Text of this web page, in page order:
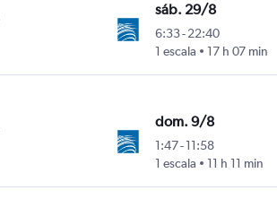
sáb. 29/8
6:33-22:40
1 escala
17 h 07 min
dom. 9/8
1:47-11:58
1 escala
11 h 11 min